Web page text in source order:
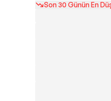
Son 30 Günün En